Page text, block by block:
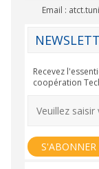
Email :
Recevez
coopération